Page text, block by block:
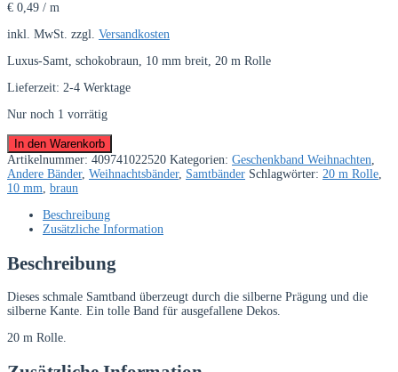
€ 0,49 / m
inkl. MwSt. zzgl. Versandkosten
Luxus-Samt, schokobraun, 10 mm breit, 20 m Rolle
Lieferzeit: 2-4 Werktage
Nur noch 1 vorrätig
Luxus-
Samt,
schokobraun,
10
mm
Menge
In den Warenkorb
Artikelnummer: 409741022520 Kategorien: Geschenkband Weihnachten,
Andere Bänder, Weihnachtsbänder, Samtbänder Schlagwörter: 20 m Rolle,
10 mm, braun
Beschreibung
Zusätzliche Information
Beschreibung
Dieses schmale Samtband überzeugt durch die silberne Prägung und die
silberne Kante. Ein tolle Band für ausgefallene Dekos.
20 m Rolle.